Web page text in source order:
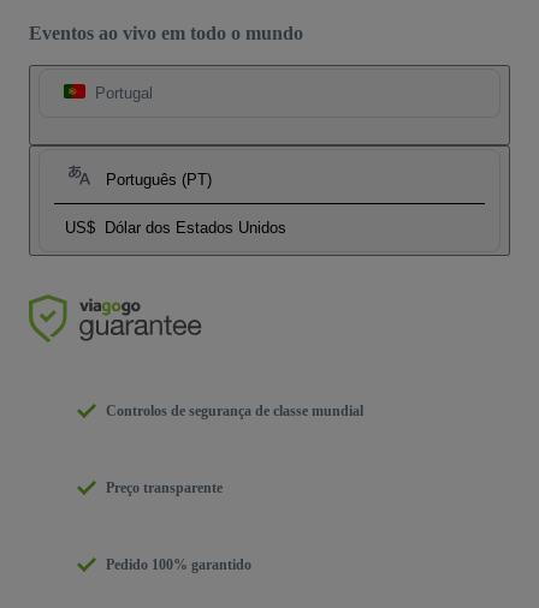
Eventos ao vivo em todo o mundo
Portugal
Português (PT)
US$ Dólar dos Estados Unidos
Controlos de segurança de classe mundial
Preço transparente
Pedido 100% garantido